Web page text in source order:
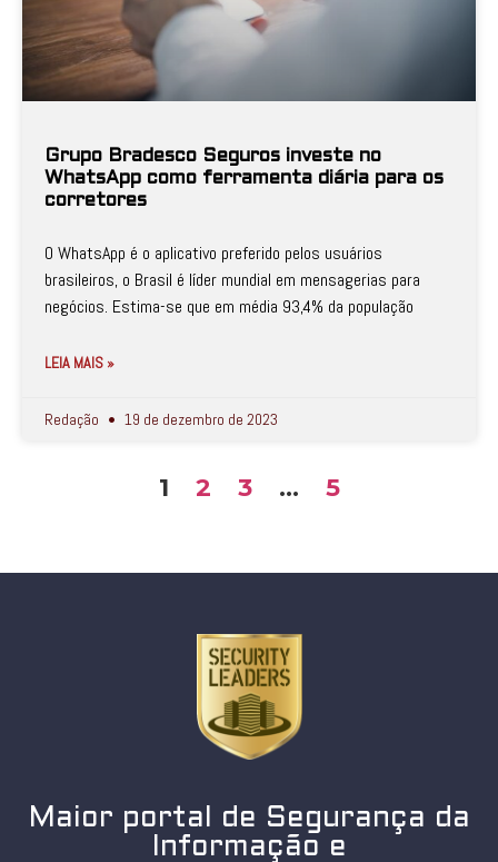
Grupo Bradesco Seguros investe no
WhatsApp como ferramenta diária para os
corretores
O WhatsApp é o aplicativo preferido pelos usuários
brasileiros, o Brasil é líder mundial em mensagerias para
negócios. Estima-se que em média 93,4% da população
LEIA MAIS »
Redação 19 de dezembro de 2023
1 2 3 … 5
Maior portal de Segurança da
Informação e